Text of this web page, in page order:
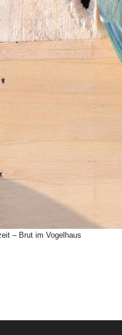
– Brut im Vogelhaus